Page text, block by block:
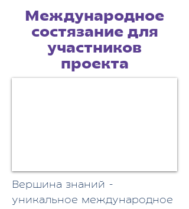
Международное
состязание для
участников
проекта
Вершина знаний -
уникальное международное